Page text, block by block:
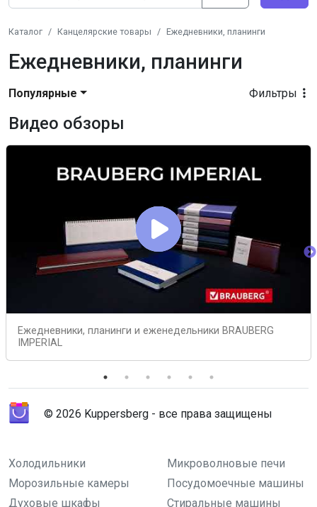
Каталог Канцелярские товары Ежедневники, планинги
Ежедневники, планинги
Фильтры
Популярные
Видео обзоры
Ежедневники, планинги и еженедельники BRAUBERG
IMPERIAL
© 2026 Kuppersberg - все права защищены
Холодильники
Микроволновые печи
Морозильные камеры
Посудомоечные машины
Духовые шкафы
Стиральные машины